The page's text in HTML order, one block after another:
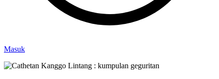
Masuk